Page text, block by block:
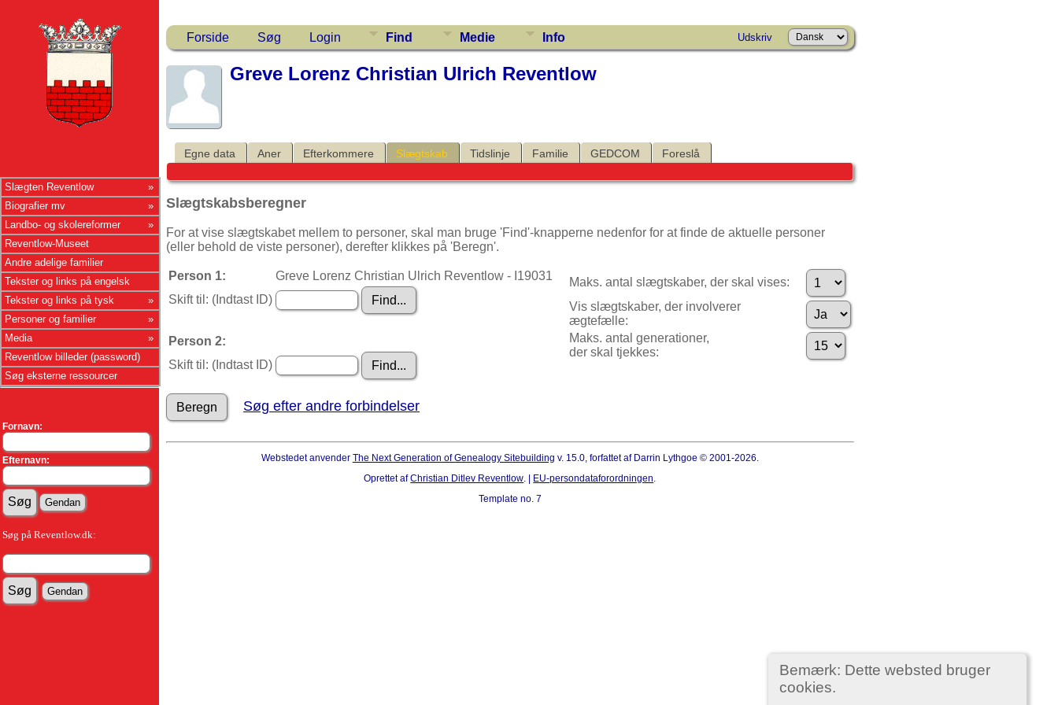
Slægten Reventlow
Biografier mv
Landbo- og skolereformer
Reventlow-Museet
Andre adelige familier
Tekster og links på engelsk
Tekster og links på tysk
Personer og familier
Media
Reventlow billeder (password)
Søg eksterne ressourcer
Fornavn:
Efternavn:
Søg på Reventlow.dk:
Forside Søg Login Find Medie Info Udskriv
Bemærk: Dette websted bruger
cookies.
Greve Lorenz Christian Ulrich Reventlow
Egne data Aner Efterkommere Slægtskab Tidslinje Familie GEDCOM Foreslå
Slægtskabsberegner
For at vise slægtskabet mellem to personer, skal man bruge 'Find'-knapperne nedenfor for at finde de aktuelle personer
(eller behold de viste personer), derefter klikkes på 'Beregn'.
Person 1:
Greve Lorenz Christian Ulrich Reventlow - I19031
Skift til: (Indtast ID)
Person 2:
Skift til: (Indtast ID)
Maks. antal slægtskaber, der skal vises:
Vis slægtskaber, der involverer
ægtefælle:
Maks. antal generationer,
der skal tjekkes:
Søg efter andre forbindelser
Webstedet anvender The Next Generation of Genealogy Sitebuilding v. 15.0, forfattet af Darrin Lythgoe © 2001-2026.
Oprettet afChristian Ditlev Reventlow. | EU-persondataforordningen.
Template no. 7